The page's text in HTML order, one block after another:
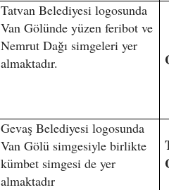
Tatvan Belediyesi logosunda
Van Gölünde yüzen feribot ve
Nemrut Dağı simgeleri yer
almaktadır.
Gevaş Belediyesi logosunda
Van Gölü simgesiyle birlikte
kümbet simgesi de yer
almaktadır